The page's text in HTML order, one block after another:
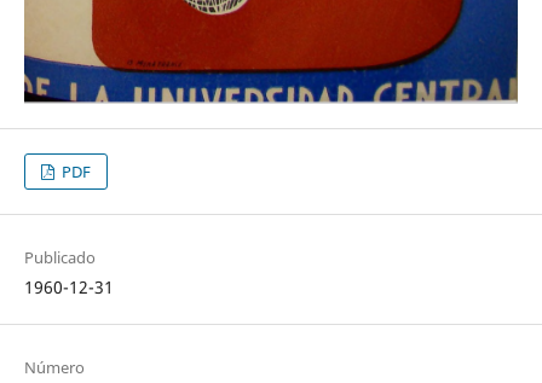
PDF
Publicado
1960-12-31
Número